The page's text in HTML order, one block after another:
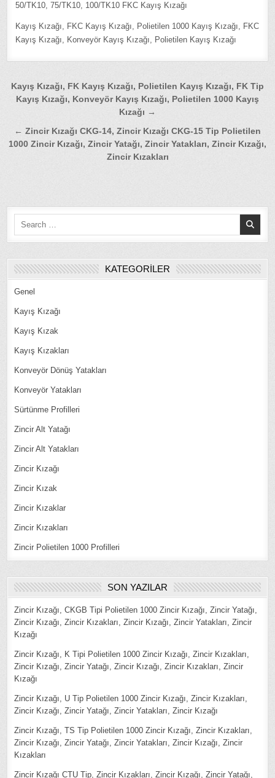
50/TK10, 75/TK10, 100/TK10 FKC Kayış Kızağı
Kayış Kızağı, FKC Kayış Kızağı, Polietilen 1000 Kayış Kızağı, FKC
Kayış Kızağı, Konveyör Kayış Kızağı, Polietilen Kayış Kızağı
Yazı
gezinmesi
Kayış Kızağı, FK Kayış Kızağı, Polietilen Kayış Kızağı, FK Tip
Kayış Kızağı, Konveyör Kayış Kızağı, Polietilen 1000 Kayış
Kızağı →
← Zincir Kızağı CKG-14, Zincir Kızağı CKG-15 Tip Polietilen
1000 Zincir Kızağı, Zincir Yatağı, Zincir Yatakları, Zincir Kızağı,
Zincir Kızakları
Search
KATEGORILER
Genel
Kayış Kızağı
Kayış Kızak
Kayış Kızakları
Konveyör Dönüş Yatakları
Konveyör Yatakları
Sürtünme Profilleri
Zincir Alt Yatağı
Zincir Alt Yatakları
Zincir Kızağı
Zincir Kızak
Zincir Kızaklar
Zincir Kızakları
Zincir Polietilen 1000 Profilleri
SON YAZILAR
Zincir Kızağı, CKGB Tipi Polietilen 1000 Zincir Kızağı, Zincir Yatağı,
Zincir Kızağı, Zincir Kızakları, Zincir Kızağı, Zincir Yatakları, Zincir
Kızağı
Zincir Kızağı, K Tipi Polietilen 1000 Zincir Kızağı, Zincir Kızakları,
Zincir Kızağı, Zincir Yatağı, Zincir Kızağı, Zincir Kızakları, Zincir
Kızağı
Zincir Kızağı, U Tip Polietilen 1000 Zincir Kızağı, Zincir Kızakları,
Zincir Kızağı, Zincir Yatağı, Zincir Yatakları, Zincir Kızağı
Zincir Kızağı, TS Tip Polietilen 1000 Zincir Kızağı, Zincir Kızakları,
Zincir Kızağı, Zincir Yatağı, Zincir Yatakları, Zincir Kızağı, Zincir
Kızakları
Zincir Kızağı CTU Tip, Zincir Kızakları, Zincir Kızağı, Zincir Yatağı,